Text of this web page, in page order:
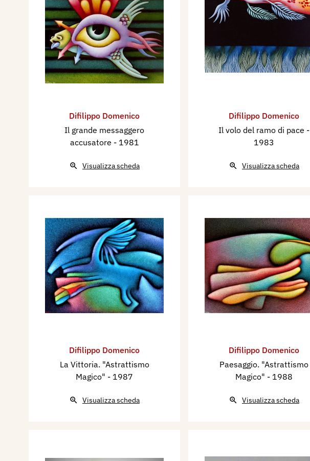
Difilippo Domenico
Il grande messaggero
accusatore - 1981
Visualizza scheda
Difilippo Domenico
Il volo del ramo di pace -
1983
Visualizza scheda
Difilippo Domenico
La Vittoria. "Astrattismo
Magico" - 1987
Visualizza scheda
Difilippo Domenico
Paesaggio. "Astrattismo
Magico" - 1988
Visualizza scheda